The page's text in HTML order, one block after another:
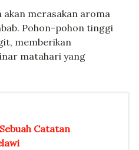
akan merasakan aroma
Pohon-pohon tinggi
memberikan
matahari yang
Catatan